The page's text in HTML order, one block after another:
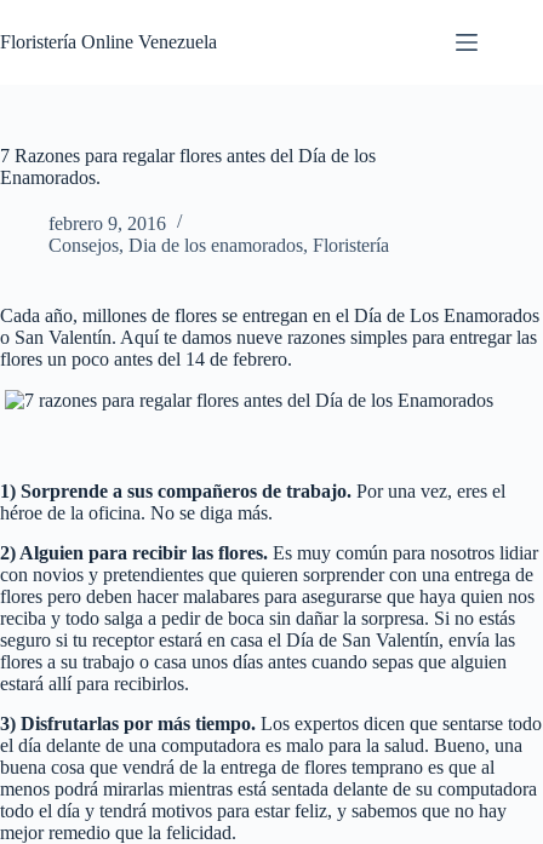
Floristería Online Venezuela
7 Razones para regalar flores antes del Día de los
Enamorados.
febrero 9, 2016
Consejos, Dia de los enamorados, Floristería
Cada año, millones de flores se entregan en el Día de Los Enamorados
o San Valentín. Aquí te damos nueve razones simples para entregar las
flores un poco antes del 14 de febrero.
1) Sorprende a sus compañeros de trabajo. Por una vez, eres el
héroe de la oficina. No se diga más.
2) Alguien para recibir las flores. Es muy común para nosotros lidiar
con novios y pretendientes que quieren sorprender con una entrega de
flores pero deben hacer malabares para asegurarse que haya quien nos
reciba y todo salga a pedir de boca sin dañar la sorpresa. Si no estás
seguro si tu receptor estará en casa el Día de San Valentín, envía las
flores a su trabajo o casa unos días antes cuando sepas que alguien
estará allí para recibirlos.
3) Disfrutarlas por más tiempo. Los expertos dicen que sentarse todo
el día delante de una computadora es malo para la salud. Bueno, una
buena cosa que vendrá de la entrega de flores temprano es que al
menos podrá mirarlas mientras está sentada delante de su computadora
todo el día y tendrá motivos para estar feliz, y sabemos que no hay
mejor remedio que la felicidad.